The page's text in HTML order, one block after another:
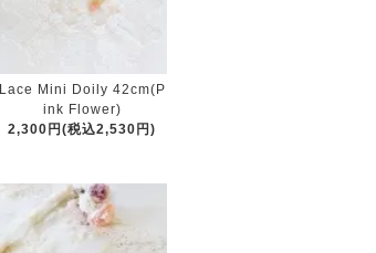
Lace Mini Doily 42cm(P
ink Flower)
2,300円(税込2,530円)